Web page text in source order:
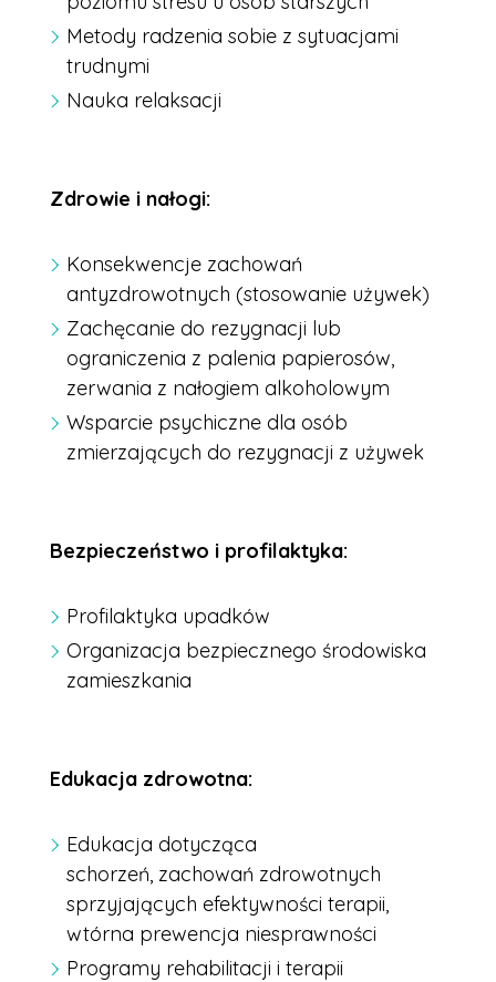
Metody radzenia sobie z sytuacjami
trudnymi
Nauka relaksacji
Zdrowie i nałogi:
Konsekwencje zachowań
antyzdrowotnych (stosowanie używek)
Zachęcanie do rezygnacji lub
ograniczenia z palenia papierosów,
zerwania z nałogiem alkoholowym
Wsparcie psychiczne dla osób
zmierzających do rezygnacji z używek
Bezpieczeństwo i profilaktyka:
Profilaktyka upadków
Organizacja bezpiecznego środowiska
zamieszkania
Edukacja zdrowotna:
Edukacja dotycząca
schorzeń, zachowań zdrowotnych
sprzyjających efektywności terapii,
wtórna prewencja niesprawności
Programy rehabilitacji i terapii